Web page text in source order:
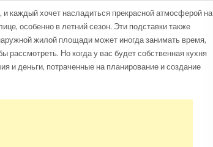
каждый хочет насладиться прекрасной атмосферой на
особенно в летний сезон. Эти подставки также
жилой площади может иногда занимать время,
рассмотреть. Но когда у вас будет собственная кухня
и деньги, потраченные на планирование и создание